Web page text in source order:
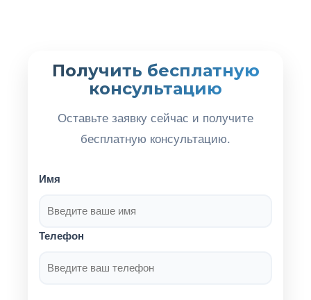
Получить бесплатную
консультацию
Оставьте заявку сейчас и получите
бесплатную консультацию.
Имя
Телефон